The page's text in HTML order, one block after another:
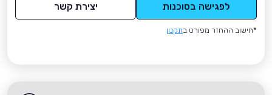
לפגישה בסוכנות יצירת קשר
*חישוב ההחזר מפורט בתקנון